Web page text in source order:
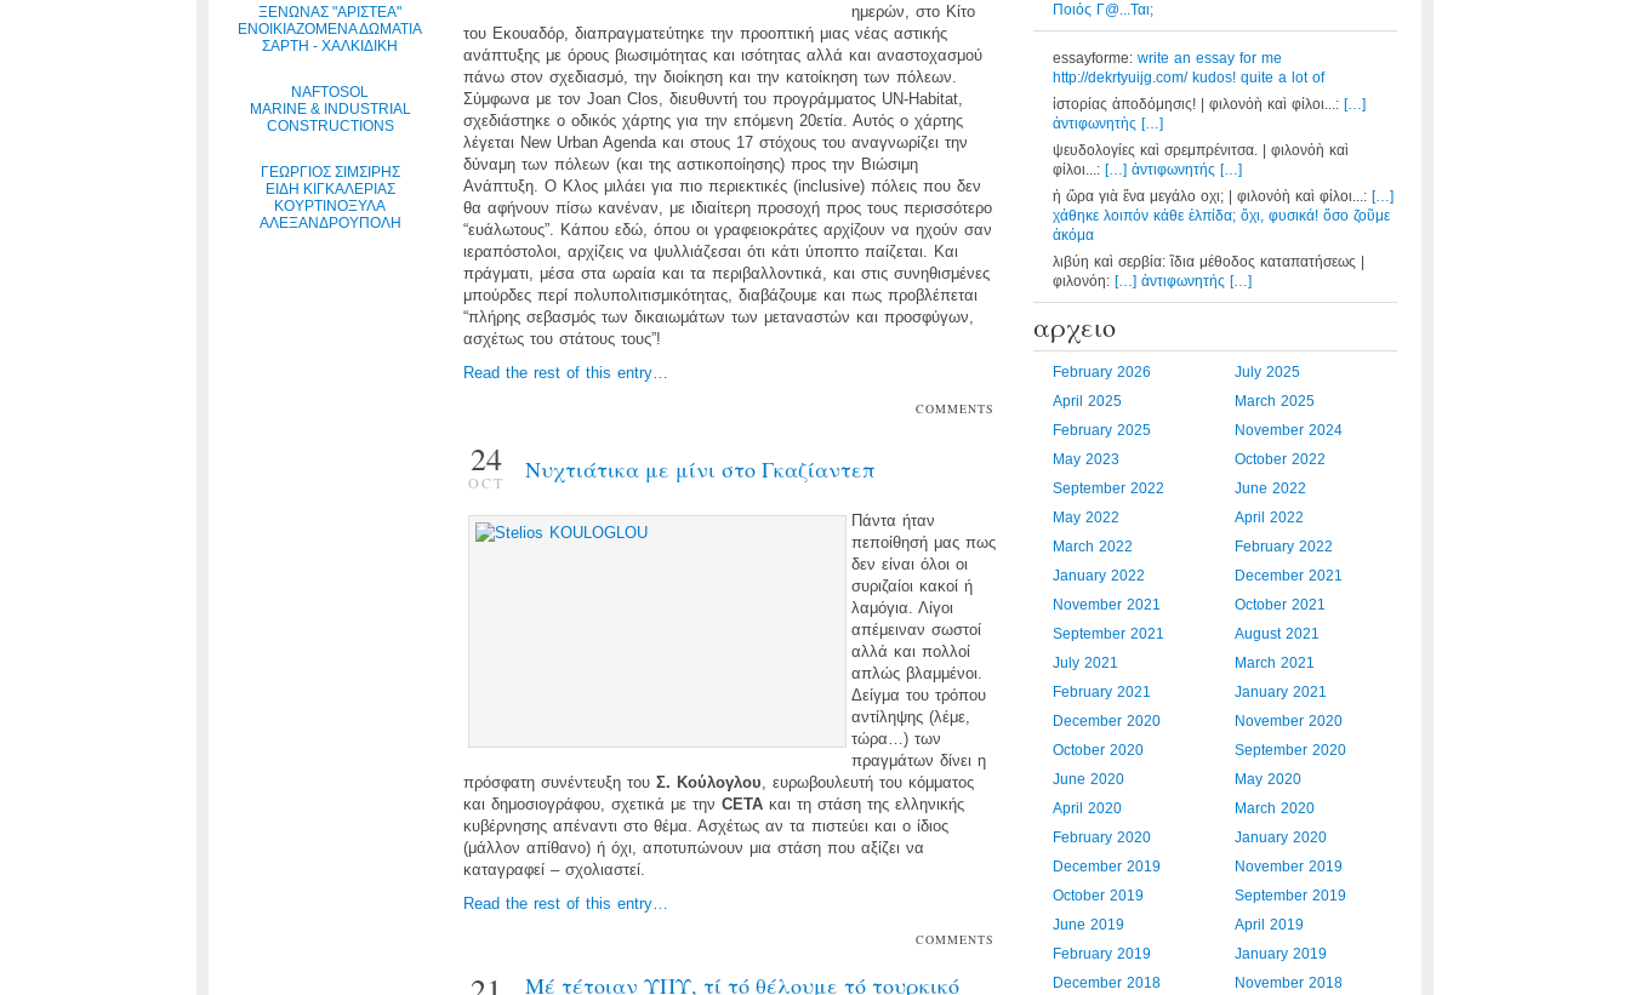
ΞΕΝΩΝΑΣ "ΑΡΙΣΤΕΑ"
ΕΝΟΙΚΙΑΖΟΜΕΝΑ ΔΩΜΑΤΙΑ
ΣΑΡΤΗ - ΧΑΛΚΙΔΙΚΗ
NAFTOSOL
MARINE & INDUSTRIAL
CONSTRUCTIONS
ΓΕΩΡΓΙΟΣ ΣΙΜΣΙΡΗΣ
ΕΙΔΗ ΚΙΓΚΑΛΕΡΙΑΣ
ΚΟΥΡΤΙΝΟΞΥΛΑ
ΑΛΕΞΑΝΔΡΟΥΠΟΛΗ
ημερών, στο Κίτο
του Εκουαδόρ, διαπραγματεύτηκε την προοπτική μιας νέας αστικής
ανάπτυξης με όρους βιωσιμότητας και ισότητας αλλά και αναστοχασμού
πάνω στον σχεδιασμό, την διοίκηση και την κατοίκηση των πόλεων.
Σύμφωνα με τον Joan Clos, διευθυντή του προγράμματος UN-Habitat,
σχεδιάστηκε ο οδικός χάρτης για την επόμενη 20ετία. Αυτός ο χάρτης
λέγεται New Urban Agenda και στους 17 στόχους του αναγνωρίζει την
δύναμη των πόλεων (και της αστικοποίησης) προς την Βιώσιμη
Ανάπτυξη. Ο Κλος μιλάει για πιο περιεκτικές (inclusive) πόλεις που δεν
θα αφήνουν πίσω κανέναν, με ιδιαίτερη προσοχή προς τους περισσότερο
“ευάλωτους”. Κάπου εδώ, όπου οι γραφειοκράτες αρχίζουν να ηχούν σαν
ιεραπόστολοι, αρχίζεις να ψυλλιάζεσαι ότι κάτι ύποπτο παίζεται. Και
πράγματι, μέσα στα ωραία και τα περιβαλλοντικά, και στις συνηθισμένες
μπούρδες περί πολυπολιτισμικότητας, διαβάζουμε και πως προβλέπεται
“πλήρης σεβασμός των δικαιωμάτων των μεταναστών και προσφύγων,
ασχέτως του στάτους τους”!
Read the rest of this entry…
COMMENTS
24
OCT Νυχτιάτικα με μίνι στο Γκαζίαντεπ
Πάντα ήταν
πεποίθησή μας πως
δεν είναι όλοι οι
συριζαίοι κακοί ή
λαμόγια. Λίγοι
απέμειναν σωστοί
αλλά και πολλοί
απλώς βλαμμένοι.
Δείγμα του τρόπου
αντίληψης (λέμε,
τώρα…) των
πραγμάτων δίνει η
πρόσφατη συνέντευξη του Σ. Κούλογλου, ευρωβουλευτή του κόμματος
και δημοσιογράφου, σχετικά με την CETA και τη στάση της ελληνικής
κυβέρνησης απέναντι στο θέμα. Ασχέτως αν τα πιστεύει και ο ίδιος
(μάλλον απίθανο) ή όχι, αποτυπώνουν μια στάση που αξίζει να
καταγραφεί – σχολιαστεί.
Read the rest of this entry…
COMMENTS
Μέ τέτοιαν ΥΠΥ, τί τό θέλουμε τό τουρκικό
Ποιός Γ@...ται;
essayforme: write an essay for me
http://dekrtyuijg.com/ kudos! quite a lot of
ἱστορίας ἀποδόμησις! | φιλονόὴ καὶ φίλοι...: […]
ἀντιφωνητὴς […]
ψευδολογίες καὶ σρεμπρένιτσα. | φιλονόὴ καὶ
φίλοι...: […] ἀντιφωνητής […]
ἡ ὥρα γιὰ ἕνα μεγάλο οχι; | φιλονόὴ καὶ φίλοι...: […]
χάθηκε λοιπόν κάθε ἐλπίδα; ὄχι, φυσικά! ὅσο ζοῦμε
ἀκόμα
λιβύη καὶ σερβία: ἲδια μέθοδος καταπατήσεως |
φιλονόη: […] ἀντιφωνητής […]
αρχειο
February 2026
July 2025
April 2025
March 2025
February 2025
November 2024
May 2023
October 2022
September 2022
June 2022
May 2022
April 2022
March 2022
February 2022
January 2022
December 2021
November 2021
October 2021
September 2021
August 2021
July 2021
March 2021
February 2021
January 2021
December 2020
November 2020
October 2020
September 2020
June 2020
May 2020
April 2020
March 2020
February 2020
January 2020
December 2019
November 2019
October 2019
September 2019
June 2019
April 2019
February 2019
January 2019
December 2018
November 2018